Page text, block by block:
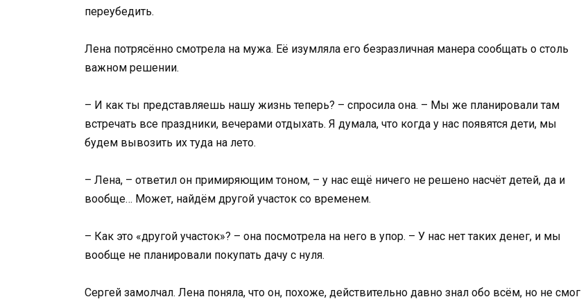
переубедить.
Лена потрясённо смотрела на мужа. Её изумляла его безразличная манера сообщать о столь
важном решении.
– И как ты представляешь нашу жизнь теперь? – спросила она. – Мы же планировали там
встречать все праздники, вечерами отдыхать. Я думала, что когда у нас появятся дети, мы
будем вывозить их туда на лето.
– Лена, – ответил он примиряющим тоном, – у нас ещё ничего не решено насчёт детей, да и
вообще… Может, найдём другой участок со временем.
– Как это «другой участок»? – она посмотрела на него в упор. – У нас нет таких денег, и мы
вообще не планировали покупать дачу с нуля.
Сергей замолчал. Лена поняла, что он, похоже, действительно давно знал обо всём, но не смог